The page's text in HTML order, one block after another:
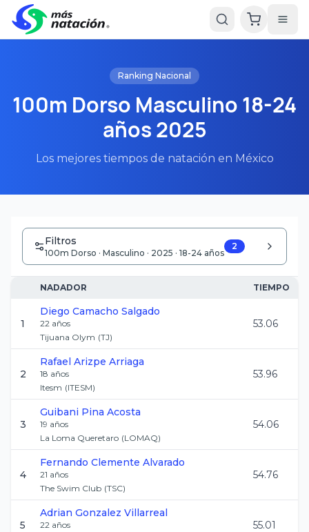
Ranking Nacional
100m Dorso Masculino 18-24
años 2025
Los mejores tiempos de natación en México
Filtros
100m Dorso · Masculino · 2025 · 18-24 años
2
NADADOR TIEMPO
1
Diego Camacho Salgado
22 años
Tijuana Olym (TJ)
53.06
2
Rafael Arizpe Arriaga
18 años
Itesm (ITESM)
53.96
3
Guibani Pina Acosta
19 años
La Loma Queretaro (LOMAQ)
54.06
4
Fernando Clemente Alvarado
21 años
The Swim Club (TSC)
54.76
5
Adrian Gonzalez Villarreal
22 años
55.01